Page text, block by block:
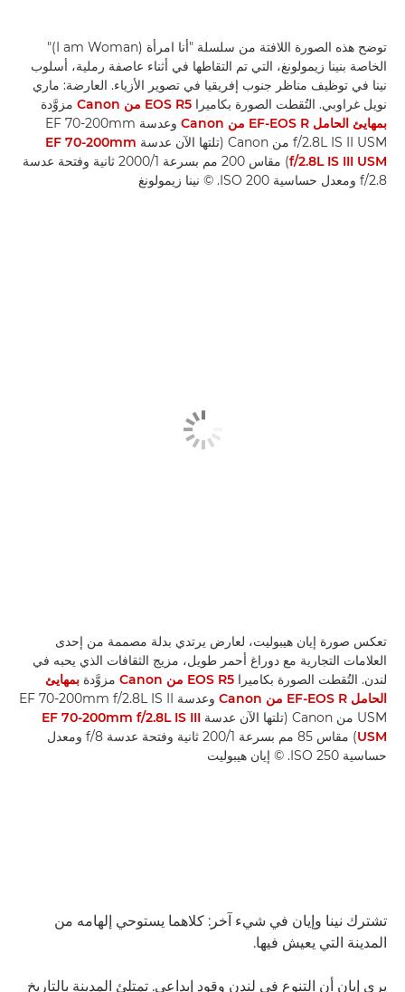
توضح هذه الصورة اللافتة من سلسلة "أنا امرأة (I am Woman)"
الخاصة بنينا زيمولونغ، التي تم التقاطها في أثناء عاصفة رملية، أسلوب
نينا في توظيف مناظر جنوب إفريقيا في تصوير الأزياء. العارضة: ماري
نويل غراوبي. التُقطت الصورة بكاميرا EOS R5 من Canon
مزوَّدة
بمهايئ الحامل EF-EOS R من Canon
وعدسة EF 70-200mm
f/2.8L IS II USM من Canon (تلتها الآن عدسة
EF 70-200mm
f/2.8L IS III USM
) مقاس 200 مم بسرعة 1‏/2000 ثانية وفتحة عدسة
f/2.8 ومعدل حساسية ISO 200. © نينا زيمولونغ
تعكس صورة إيان هيبوليت، لعارض يرتدي بدلة مصممة من إحدى
العلامات التجارية مع دوراغ أحمر طويل، مزيج الثقافات الذي يحبه في
لندن. التُقطت الصورة بكاميرا EOS R5 من Canon مزوَّدة بمهايئ
الحامل EF-EOS R من Canon
وعدسة EF 70-200mm f/2.8L IS II
USM من Canon (تلتها الآن عدسة
EF 70-200mm f/2.8L IS III
USM
) مقاس 85 مم بسرعة 1‏/200 ثانية وفتحة عدسة f/8 ومعدل
حساسية ISO 250. © إيان هيبوليت
تشترك نينا وإيان في شيء آخر: كلاهما يستوحي إلهامه من
المدينة التي يعيش فيها.
يرى إيان أن التنوع في لندن وقود إبداعي. تمتلئ المدينة بالتاريخ